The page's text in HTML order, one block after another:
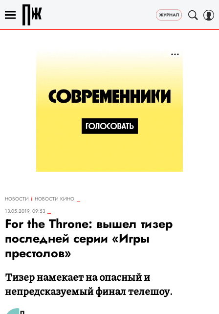
НОВОСТИ
НОВОСТИ КИНО
13.05.2019, 09:53
For the Throne: вышел тизер
последней серии «Игры
престолов»
Тизер намекает на опасный и
непредсказуемый финал телешоу.